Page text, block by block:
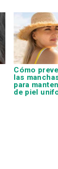
Cómo
las
para
de piel